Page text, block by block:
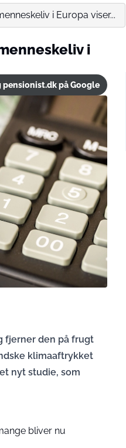
i Europa viser...
i
pensionist.dk på Google
fjerner den på frugt
klimaaftrykket
nyt studie, som
bliver nu